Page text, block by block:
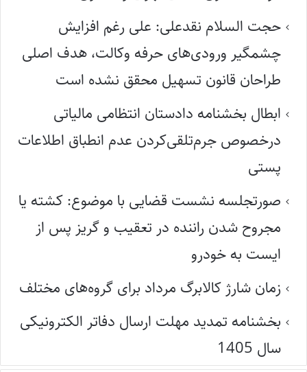
حجت السلام نقدعلی: علی رغم افزایش
چشمگیر ورودی‌های حرفه وکالت، هدف اصلی
طراحان قانون تسهیل محقق نشده است
ابطال بخشنامه دادستان انتظامی مالیاتی
درخصوص جرم‌تلقی‌کردن عدم انطباق اطلاعات
پستی
صورتجلسه نشست قضایی با موضوع: کشته یا
مجروح شدن راننده در تعقیب و گریز پس از
ایست به خودرو
زمان شارژ کالابرگ مرداد برای گروه‌های مختلف
بخشنامه تمدید مهلت ارسال دفاتر الکترونیکی
سال 1405